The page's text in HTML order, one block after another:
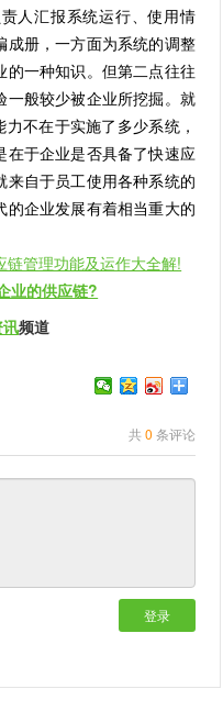
人汇报系统运行、使用情
成册，一方面为系统的调整
一种知识。但第二点往往
一般较少被企业所挖掘。就
不在于实施了多少系统，
于企业是否具备了快速应
来自于员工使用各种系统的
企业发展有着相当重大的
链管理功能及运作大全解!
业的供应链?
频道
共0 条评论
登录